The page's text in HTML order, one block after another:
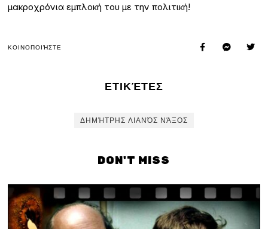
μακροχρόνια εμπλοκή του με την πολιτική!
ΚΟΙΝΟΠΟΙΉΣΤΕ
ΕΤΙΚΈΤΕΣ
ΔΗΜΉΤΡΗΣ ΛΙΑΝΌΣ ΝΆΞΟΣ
DON'T MISS